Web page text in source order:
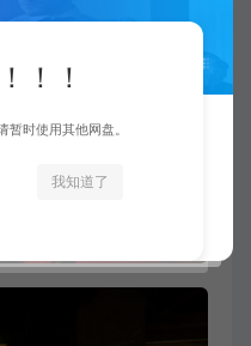
！！
暂时使用其他网盘。
我知道了